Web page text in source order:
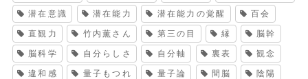
潜在意識 潜在能力 潜在能力の覚醒 百会
直観力 竹内薫さん 第三の目 縁 脳幹
脳科学 自分らしさ 自分軸 裏表 観念
違和感 量子もつれ 量子論 間脳 陰陽